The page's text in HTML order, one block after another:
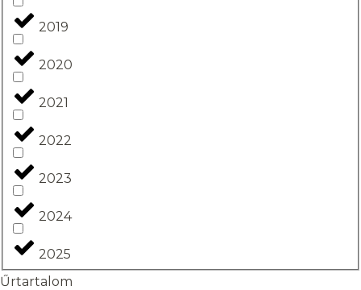
2019
2020
2021
2022
2023
2024
2025
Űrtartalom